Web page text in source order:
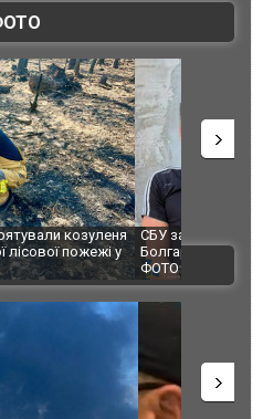
та правоохоронців
наркобарона.
Росіяни
одна